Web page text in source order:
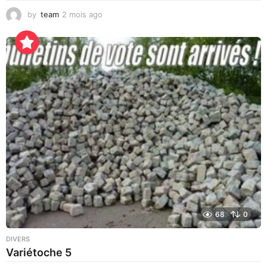
by team 2 mois ago
e
u
r
e
s
a
g
o
68 0
DIVERS
Variétoche 5